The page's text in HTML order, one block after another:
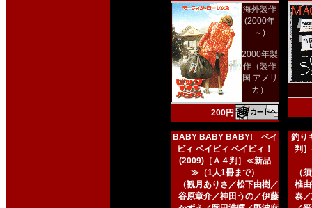
海外製作
(2000年
～)
2000年製
作（製作
国 アメリ
カ）
200円
BABY BABY BABY! ベイ
ビィ ベイビィ ベイビィ！
(2009)［Ａ４判］≪新品
≫（1人1冊まで）
（観月ありさ／松下由樹／
谷原章介／神田うの／伊藤
釣り
判
（
椎
泰